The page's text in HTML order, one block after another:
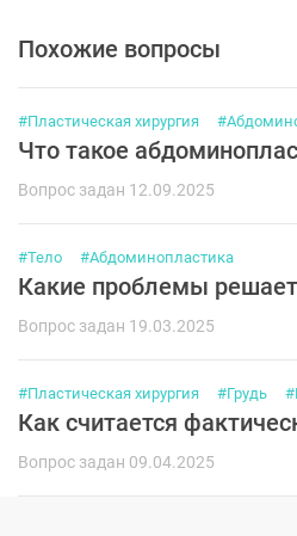
Похожие вопросы
#Пластическая хирургия
Что такое
Вопрос задан 12.09.2025
#Тело #Абдоминопластика
Какие проблемы
Вопрос задан 19.03.2025
#Пластическая хирургия #Грудь
Как считается
Вопрос задан 09.04.2025